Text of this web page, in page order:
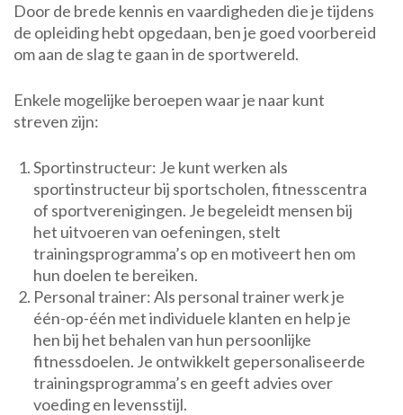
Door de brede kennis en vaardigheden die je tijdens
de opleiding hebt opgedaan, ben je goed voorbereid
om aan de slag te gaan in de sportwereld.
Enkele mogelijke beroepen waar je naar kunt
streven zijn:
Sportinstructeur: Je kunt werken als
sportinstructeur bij sportscholen, fitnesscentra
of sportverenigingen. Je begeleidt mensen bij
het uitvoeren van oefeningen, stelt
trainingsprogramma’s op en motiveert hen om
hun doelen te bereiken.
Personal trainer: Als personal trainer werk je
één-op-één met individuele klanten en help je
hen bij het behalen van hun persoonlijke
fitnessdoelen. Je ontwikkelt gepersonaliseerde
trainingsprogramma’s en geeft advies over
voeding en levensstijl.